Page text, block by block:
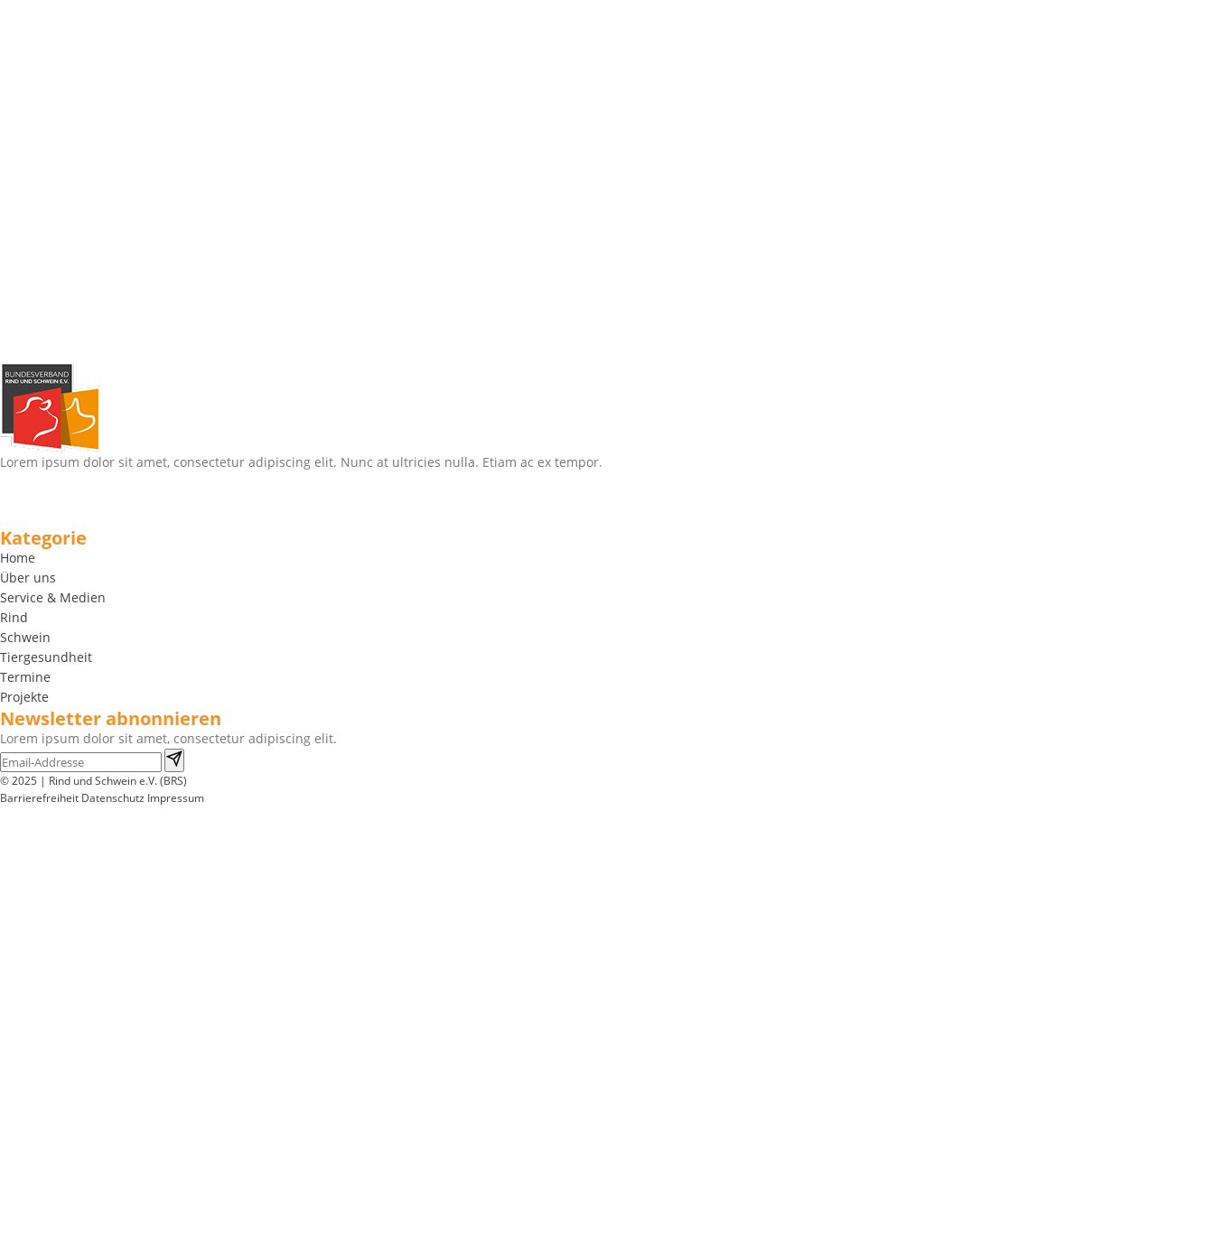
Lorem ipsum dolor sit amet, consectetur adipiscing elit. Nunc at ultricies nulla. Etiam ac ex tempor.
Kategorie
Home
Über uns
Service & Medien
Rind
Schwein
Tiergesundheit
Termine
Projekte
Newsletter abnonnieren
Lorem ipsum dolor sit amet, consectetur adipiscing elit.
© 2025 | Rind und Schwein e.V. (BRS)
Barrierefreiheit Datenschutz Impressum